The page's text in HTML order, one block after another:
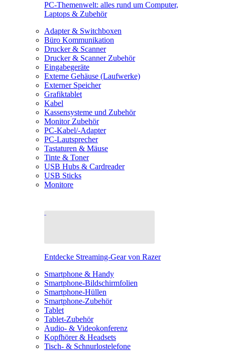
PC-Themenwelt: alles rund um Computer,
Laptops & Zubehör
Adapter & Switchboxen
Büro Kommunikation
Drucker & Scanner
Drucker & Scanner Zubehör
Eingabegeräte
Externe Gehäuse (Laufwerke)
Externer Speicher
Grafiktablet
Kabel
Kassensysteme und Zubehör
Monitor Zubehör
PC-Kabel/-Adapter
PC-Lautsprecher
Tastaturen & Mäuse
Tinte & Toner
USB Hubs & Cardreader
USB Sticks
Monitore
Entdecke Streaming-Gear von Razer
Smartphone & Handy
Smartphone-Bildschirmfolien
Smartphone-Hüllen
Smartphone-Zubehör
Tablet
Tablet-Zubehör
Audio- & Videokonferenz
Kopfhörer & Headsets
Tisch- & Schnurlostelefone